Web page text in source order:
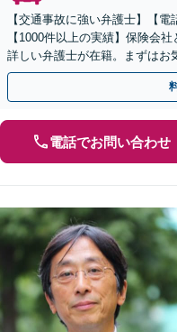
【交通事故に強い弁護士】【
【1000件以上の実績】保険会
詳しい弁護士が在籍。まずはお
対応】
電話でお問い合わせ